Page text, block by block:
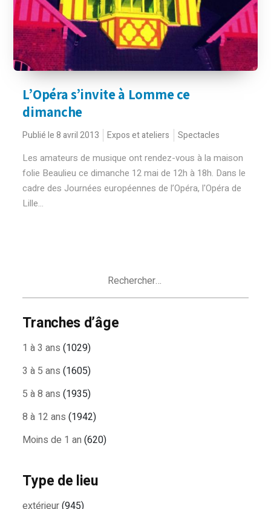
L’Opéra s’invite à Lomme ce
dimanche
Publié le 8 avril 2013 Expos et ateliers Spectacles
Les amateurs de musique ont rendez-vous à la maison
folie Beaulieu ce dimanche 12 mai de 12h à 18h. Dans le
cadre des Journées européennes de l’Opéra, l'Opéra de
Lille...
Tranches d’âge
1 à 3 ans (1029)
3 à 5 ans (1605)
5 à 8 ans (1935)
8 à 12 ans (1942)
Moins de 1 an (620)
Type de lieu
extérieur(945)